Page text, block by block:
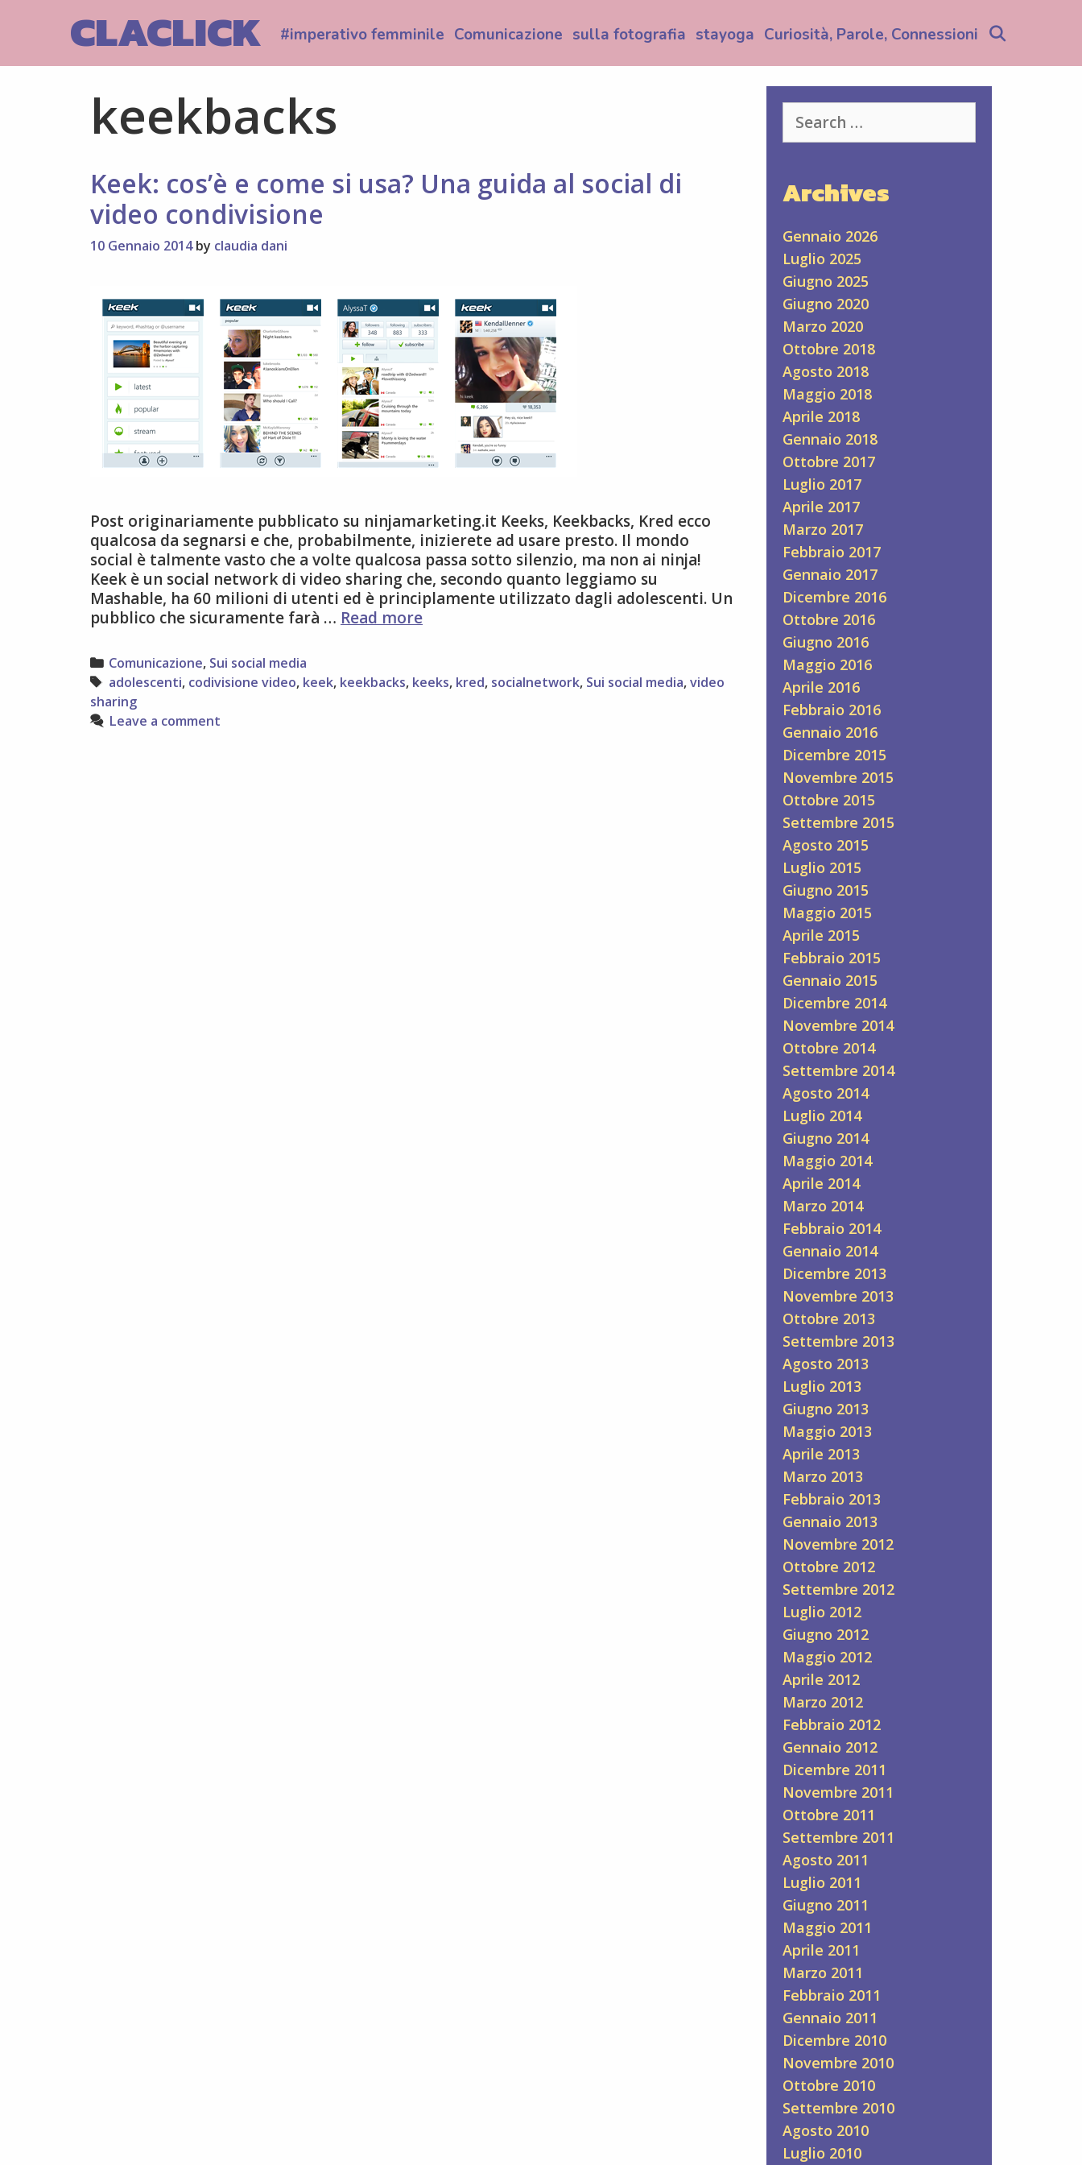
CLACLICK #imperativo femminile Comunicazione sulla fotografia stayoga Curiosità, Parole, Connessioni
keekbacks
Keek: cos’è e come si usa? Una guida al social di
video condivisione
10 Gennaio 2014 by claudia dani
Post originariamente pubblicato su ninjamarketing.it Keeks, Keekbacks, Kred ecco
qualcosa da segnarsi e che, probabilmente, inizierete ad usare presto. Il mondo
social è talmente vasto che a volte qualcosa passa sotto silenzio, ma non ai ninja!
Keek è un social network di video sharing che, secondo quanto leggiamo su
Mashable, ha 60 milioni di utenti ed è principlamente utilizzato dagli adolescenti. Un
pubblico che sicuramente farà … Read moreKeek:
come
si
Categories
Comunicazione, Sui social media
Tags
adolescenti, codivisione video, keek, keekbacks, keeks, kred, socialnetwork, Sui social media,video
sharing
Leave a comment
for:
Archives
Gennaio 2026
Luglio 2025
Giugno 2025
Giugno 2020
Marzo 2020
Ottobre 2018
Agosto 2018
Maggio 2018
Aprile 2018
Gennaio 2018
Ottobre 2017
Luglio 2017
Aprile 2017
Marzo 2017
Febbraio 2017
Gennaio 2017
Dicembre 2016
Ottobre 2016
Giugno 2016
Maggio 2016
Aprile 2016
Febbraio 2016
Gennaio 2016
Dicembre 2015
Novembre 2015
Ottobre 2015
Settembre 2015
Agosto 2015
Luglio 2015
Giugno 2015
Maggio 2015
Aprile 2015
Febbraio 2015
Gennaio 2015
Dicembre 2014
Novembre 2014
Ottobre 2014
Settembre 2014
Agosto 2014
Luglio 2014
Giugno 2014
Maggio 2014
Aprile 2014
Marzo 2014
Febbraio 2014
Gennaio 2014
Dicembre 2013
Novembre 2013
Ottobre 2013
Settembre 2013
Agosto 2013
Luglio 2013
Giugno 2013
Maggio 2013
Aprile 2013
Marzo 2013
Febbraio 2013
Gennaio 2013
Novembre 2012
Ottobre 2012
Settembre 2012
Luglio 2012
Giugno 2012
Maggio 2012
Aprile 2012
Marzo 2012
Febbraio 2012
Gennaio 2012
Dicembre 2011
Novembre 2011
Ottobre 2011
Settembre 2011
Agosto 2011
Luglio 2011
Giugno 2011
Maggio 2011
Aprile 2011
Marzo 2011
Febbraio 2011
Gennaio 2011
Dicembre 2010
Novembre 2010
Ottobre 2010
Settembre 2010
Agosto 2010
Luglio 2010